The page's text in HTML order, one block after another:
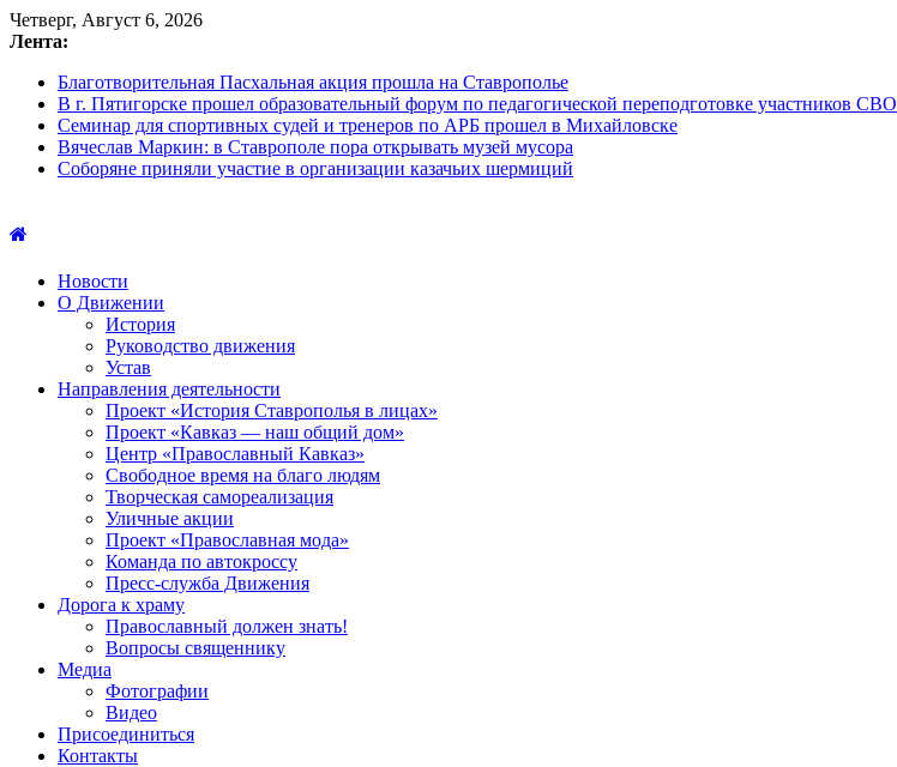
Четверг, Август 6, 2026
Лента:
Благотворительная Пасхальная акция прошла на Ставрополье
В г. Пятигорске прошел образовательный форум по педагогической переподготовке участников СВО
Семинар для спортивных судей и тренеров по АРБ прошел в Михайловске
Вячеслав Маркин: в Ставрополе пора открывать музей мусора
Соборяне приняли участие в организации казачьих шермиций
Новости
О Движении
История
Руководство движения
Устав
Направления деятельности
Проект «История Ставрополья в лицах»
Проект «Кавказ — наш общий дом»
Центр «Православный Кавказ»
Свободное время на благо людям
Творческая самореализация
Уличные акции
Проект «Православная мода»
Команда по автокроссу
Пресс-служба Движения
Дорога к храму
Православный должен знать!
Вопросы священнику
Медиа
Фотографии
Видео
Присоединиться
Контакты